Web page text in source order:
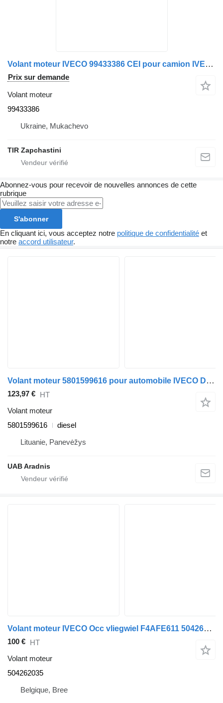
Volant moteur IVECO 99433386 CEI pour camion IVECO STRALIS
Prix sur demande
Volant moteur
99433386
Ukraine, Mukachevo
TIR Zapchastini
Abonnez-vous pour recevoir de nouvelles annonces de cette
rubrique
S'abonner
En cliquant ici, vous acceptez notre politique de confidentialité et
notre accord utilisateur.
Volant moteur 5801599616 pour automobile IVECO DAILY V Platform/chassis
123,97 € HT
Volant moteur
5801599616
diesel
Lituanie, Panevėžys
UAB Aradnis
Volant moteur IVECO Occ vliegwiel F4AFE611 504262035 pour camion
100 € HT
Volant moteur
504262035
Belgique, Bree